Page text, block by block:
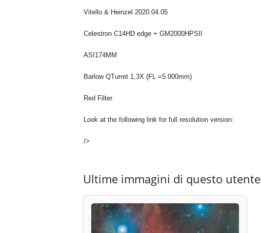
Vitello & Heinzel 2020.04.05
Celestron C14HD edge + GM2000HPSII
ASI174MM
Barlow QTurret 1,3X (FL =5.000mm)
Red Filter
Look at the following link for full resolution version:
/>
Ultime immagini di questo utente